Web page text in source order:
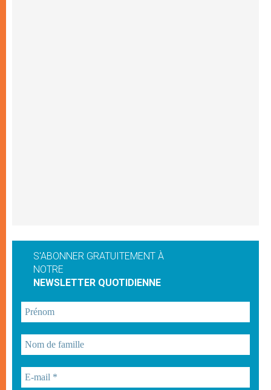
S'ABONNER GRATUITEMENT À
NOTRE
NEWSLETTER QUOTIDIENNE